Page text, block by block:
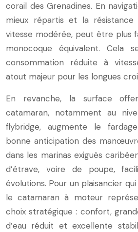
corail des Grenadines. En
mieux répartis et la résistance
vitesse modérée, peut être plus
monocoque équivalent. Cela
consommation réduite à
atout majeur pour les longues
En revanche, la surface
catamaran, notamment au
flybridge, augmente le
bonne anticipation des
dans les marinas exiguës
d’étrave, voire de poupe,
évolutions. Pour un plaisancier
le catamaran à moteur
choix stratégique : confort,
d’eau réduit et excellente